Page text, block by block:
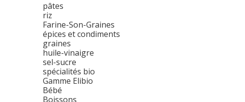
pâtes
riz
Farine-Son-Graines
épices et condiments
graines
huile-vinaigre
sel-sucre
spécialités bio
Gamme Elibio
Bébé
Boissons